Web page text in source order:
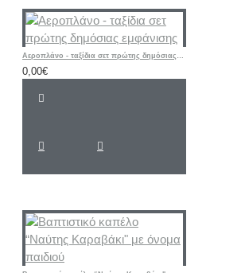
Αεροπλάνο - ταξίδια σετ πρώτης δημόσιας εμφάνισης
0,00€